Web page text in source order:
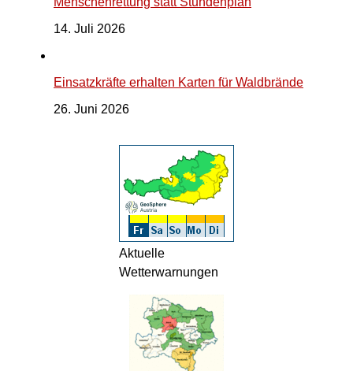
14. Juli 2026
Einsatzkräfte erhalten Karten für Waldbrände
26. Juni 2026
Aktuelle
Wetterwarnungen